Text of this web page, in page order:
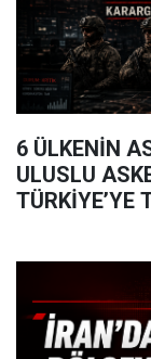
6 ÜLKENİN
ULUSLU
TÜRKİYE’YE